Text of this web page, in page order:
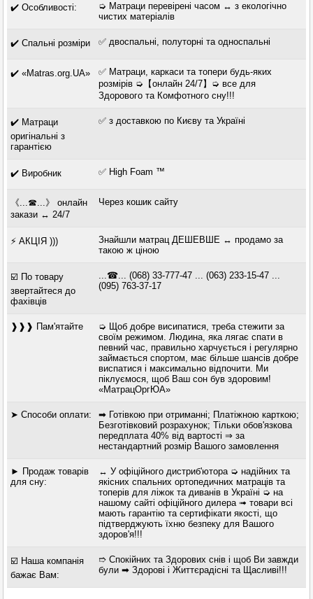
✔️ Особливості:
➭ Матраци перевірені часом ↔ з екологічно
чистих матеріалів
✔️ Спальні розміри ✅ двоспальні, полуторні та односпальні
✔️ «Matras.org.UA»
✅ Матраци, каркаси та топери будь-яких
розмірів ➭【онлайн 24/7】➭ все для
Здорового та Комфотного сну!!!
✔️ Матраци
оригінальні з
гарантією
✅ з доставкою по Києву та Україні
✔️ Виробник ✅ High Foam ™
《...☎...》 онлайн
закази ↔ 24/7
Через кошик сайту
⚡ АКЦІЯ )))
Знайшли матрац ДЕШЕВШЕ ↔ продамо за
такою ж ціною
☑️ По товару
звертайтеся до
фахівців
...☎... (068) 33-777-47 ... (063) 233-15-47 ...
(095) 763-37-17
❱❱❱ Пам'ятайте
➭ Щоб добре висипатися, треба стежити за
своїм режимом. Людина, яка лягає спати в
певний час, правильно харчується і регулярно
займається спортом, має більше шансів добре
виспатися і максимально відпочити. Ми
піклуємося, щоб Ваш сон був здоровим!
«МатрацОргЮА»
➤ Способи оплати:
➡ Готівкою при отриманні; Платіжною карткою;
Безготівковий розрахунок; Тільки обов'язкова
передплата 40% від вартості ⇒ за
нестандартний розмір Вашого замовлення
► Продаж товарів
для сну:
↔ У офіційного дистриб'ютора ➭ надійних та
якісних спальних ортопедичних матраців та
топерів для ліжок та диванів в Україні ➭ на
нашому сайті офіційного дилера ➟ товари всі
мають гарантію та сертифікати якості, що
підтверджують їхню безпеку для Вашого
здоров'я!!!
☑️ Наша компанія
бажає Вам:
➱ Спокійних та Здорових снів і щоб Ви завжди
були ➡ Здорові і Життєрадісні та Щасливі!!!